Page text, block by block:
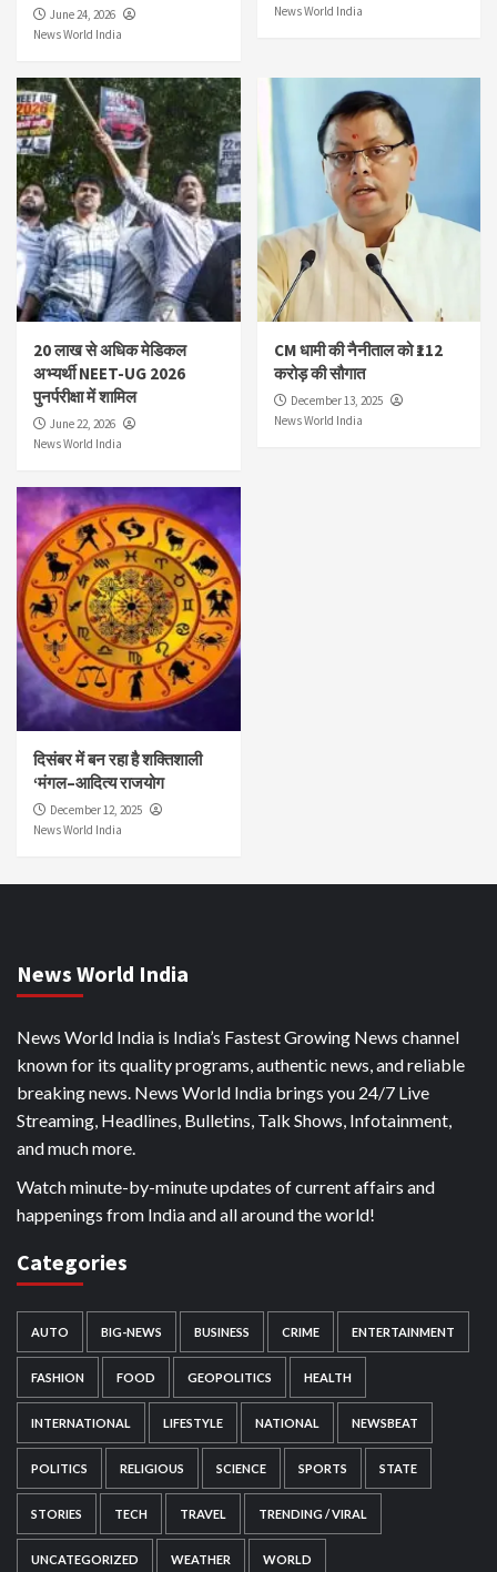
June 24, 2026
News World India
News World India
20 लाख से अधिक मेडिकल
अभ्यर्थी NEET-UG 2026
पुनर्परीक्षा में शामिल
June 22, 2026
News World India
CM धामी की नैनीताल को ₹112
करोड़ की सौगात
December 13, 2025
News World India
दिसंबर में बन रहा है शक्तिशाली
‘मंगल–आदित्य राजयोग
December 12, 2025
News World India
News World India
News World India is India’s Fastest Growing News channel
known for its quality programs, authentic news, and reliable
breaking news. News World India brings you 24/7 Live
Streaming, Headlines, Bulletins, Talk Shows, Infotainment,
and much more.
Watch minute-by-minute updates of current affairs and
happenings from India and all around the world!
Categories
AUTO BIG-NEWS BUSINESS CRIME ENTERTAINMENT
FASHION FOOD GEOPOLITICS HEALTH
INTERNATIONAL LIFESTYLE NATIONAL NEWSBEAT
POLITICS RELIGIOUS SCIENCE SPORTS STATE
STORIES TECH TRAVEL TRENDING / VIRAL
UNCATEGORIZED WEATHER WORLD